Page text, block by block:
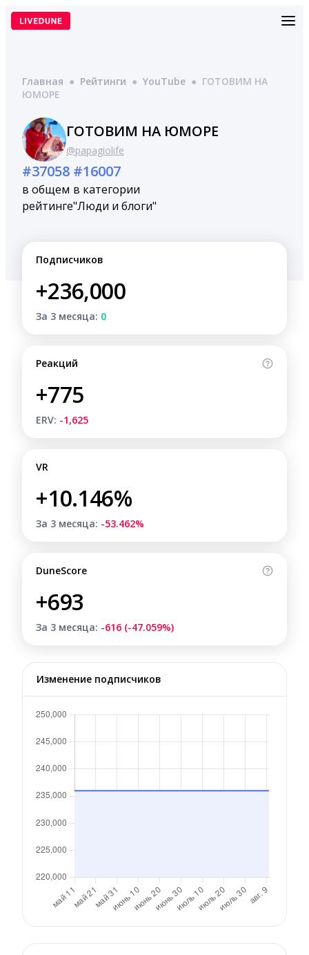
Перейти
Главная ● Рейтинги ● YouTube ● ГОТОВИМ НА
ЮМОРЕ
ГОТОВИМ НА ЮМОРЕ
@papagiolife
#37058
в общем
рейтинге
#16007
в категории
"Люди и блоги"
Подписчиков
+236,000
За 3 месяца: 0
Реакций
+775
ERV: -1,625
VR
+10.146%
За 3 месяца: -53.462%
DuneScore
+693
За 3 месяца: -616 (-47.059%)
Изменение подписчиков